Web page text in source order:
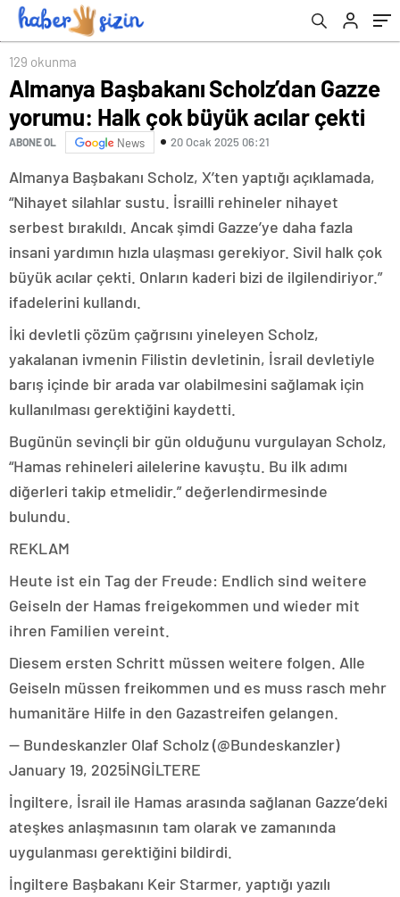
129 okunma
Almanya Başbakanı Scholz’dan Gazze
yorumu: Halk çok büyük acılar çekti
ABONE OL News 20 Ocak 2025 06:21
Almanya Başbakanı Scholz, X’ten yaptığı açıklamada,
“Nihayet silahlar sustu. İsrailli rehineler nihayet
serbest bırakıldı. Ancak şimdi Gazze’ye daha fazla
insani yardımın hızla ulaşması gerekiyor. Sivil halk çok
büyük acılar çekti. Onların kaderi bizi de ilgilendiriyor.”
ifadelerini kullandı.
İki devletli çözüm çağrısını yineleyen Scholz,
yakalanan ivmenin Filistin devletinin, İsrail devletiyle
barış içinde bir arada var olabilmesini sağlamak için
kullanılması gerektiğini kaydetti.
Bugünün sevinçli bir gün olduğunu vurgulayan Scholz,
“Hamas rehineleri ailelerine kavuştu. Bu ilk adımı
diğerleri takip etmelidir.” değerlendirmesinde
bulundu.
REKLAM
Heute ist ein Tag der Freude: Endlich sind weitere
Geiseln der Hamas freigekommen und wieder mit
ihren Familien vereint.
Diesem ersten Schritt müssen weitere folgen. Alle
Geiseln müssen freikommen und es muss rasch mehr
humanitäre Hilfe in den Gazastreifen gelangen.
— Bundeskanzler Olaf Scholz (@Bundeskanzler)
January 19, 2025İNGİLTERE
İngiltere, İsrail ile Hamas arasında sağlanan Gazze’deki
ateşkes anlaşmasının tam olarak ve zamanında
uygulanması gerektiğini bildirdi.
İngiltere Başbakanı Keir Starmer, yaptığı yazılı